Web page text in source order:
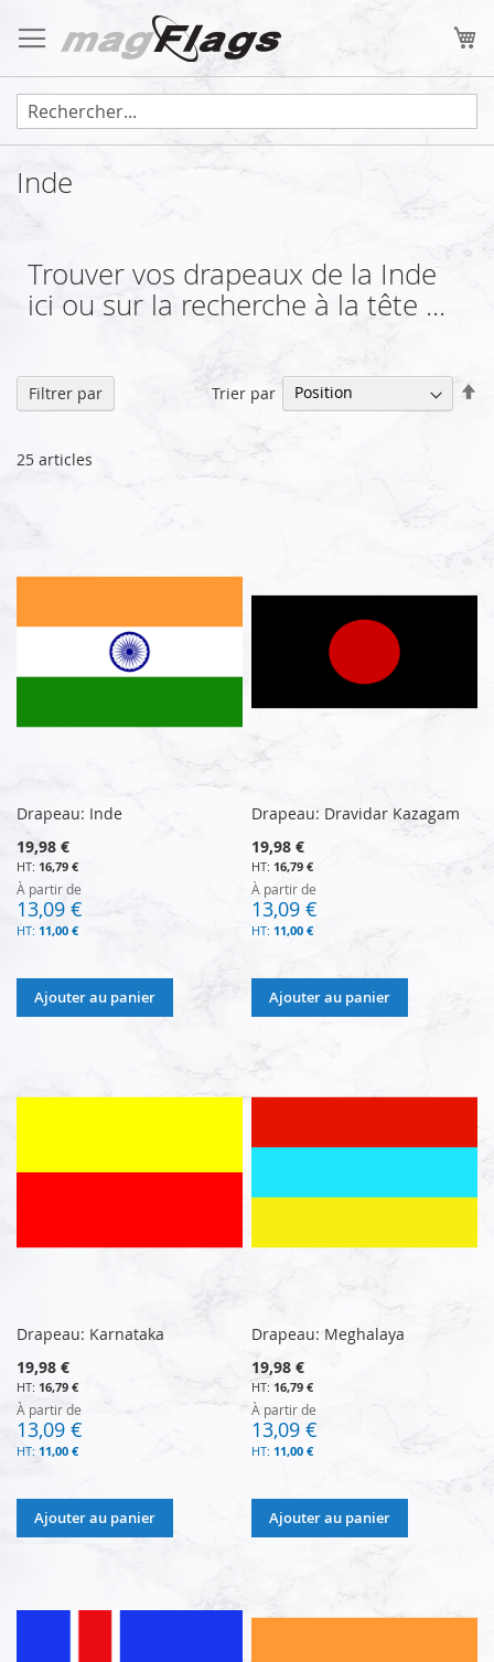
au
contenu
Inde
Trouver vos drapeaux de la Inde
ici ou sur la recherche à la tête ...
25 articles
Trier par
Drapeau: Inde
19,98 €
16,79 €
À partir de
13,09 €
11,00 €
Ajouter au panier
Drapeau: Dravidar Kazagam
19,98 €
16,79 €
À partir de
13,09 €
11,00 €
Ajouter au panier
Drapeau: Karnataka
19,98 €
16,79 €
À partir de
13,09 €
11,00 €
Ajouter au panier
Drapeau: Meghalaya
19,98 €
16,79 €
À partir de
13,09 €
11,00 €
Ajouter au panier
Filtrer par